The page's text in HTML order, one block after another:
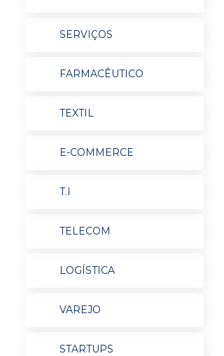
SERVIÇOS
FARMACÊUTICO
TEXTIL
E-COMMERCE
T.I
TELECOM
LOGÍSTICA
VAREJO
STARTUPS